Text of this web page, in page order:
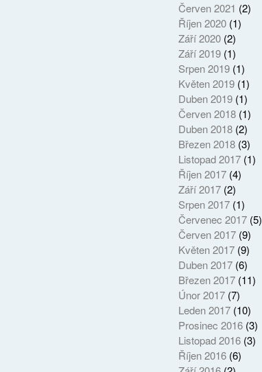
Červen 2021 (2)
Říjen 2020(1)
Září 2020(2)
Září 2019(1)
Srpen 2019(1)
Květen 2019(1)
Duben 2019(1)
Červen 2018(1)
Duben 2018(2)
Březen 2018(3)
Listopad 2017(1)
Říjen 2017(4)
Září 2017(2)
Srpen 2017(1)
Červenec 2017(5)
Červen 2017(9)
Květen 2017(9)
Duben 2017(6)
Březen 2017(11)
Únor 2017(7)
Leden 2017(10)
Prosinec 2016(3)
Listopad 2016(3)
Říjen 2016(6)